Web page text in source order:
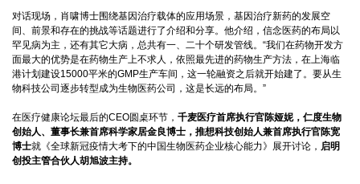
对话现场，肖啸博士围绕基因治疗载体的应用场景，基因治疗新药的发展空
间、前景和存在的挑战等话题进行了介绍和分享。他介绍，信念医药的布局以
罕见病为主，还有其它大病，总共有一、二十个研发管线。“我们在药物开发方
面最大的优势是在药物生产上不求人，依照最先进的药物生产方法，在上海临
港计划建设15000平米的GMP生产车间，这一轮融资之后就开始建了。要从生
物科技公司逐步转型成为生物医药公司，这是长远的布局。”
在医疗健康论坛最后的CEO圆桌环节， 千麦医疗首席执行官陈娅妮，仁度生物
创始人、董事长兼首席科学家居金良博士，推想科技创始人兼首席执行官陈宽
博士就《全球新冠疫情大考下的中国生物医药企业核心能力》展开讨论， 启明
创投主管合伙人胡旭波主持。